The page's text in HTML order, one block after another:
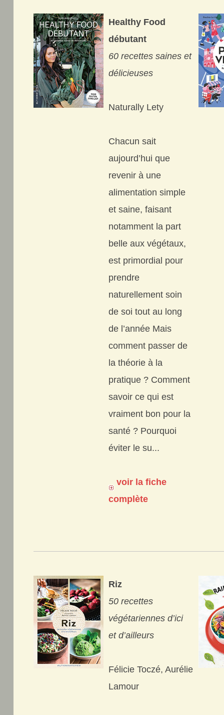
Healthy Food
débutant
60 recettes saines et
délicieuses
Naturally Lety
Chacun sait
aujourd’hui que
revenir à une
alimentation simple
et saine, faisant
notamment la part
belle aux végétaux,
est primordial pour
prendre
naturellement soin
de soi tout au long
de l’année Mais
comment passer de
la théorie à la
pratique ? Comment
savoir ce qui est
vraiment bon pour la
santé ? Pourquoi
éviter le su...
voir la fiche
complète
Riz
50 recettes
végétariennes d’ici
et d’ailleurs
Félicie Toczé, Aurélie
Lamour